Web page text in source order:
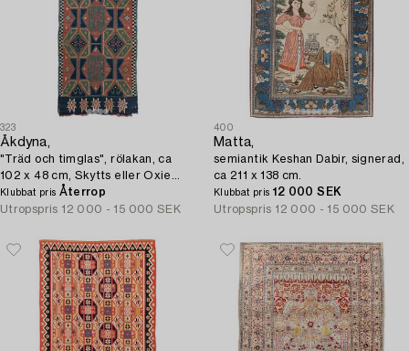
323
Åkdyna,
"Träd och timglas", rölakan, ca
102 x 48 cm, Skytts eller Oxie
härad, Skåne, 1700-talets sista
kvartssekel.
Klubbat pris Återrop
Utropspris 12 000 - 15 000 SEK
400
Matta,
semiantik Keshan Dabir, signerad,
ca 211 x 138 cm.
Klubbat pris 12 000 SEK
Utropspris 12 000 - 15 000 SEK